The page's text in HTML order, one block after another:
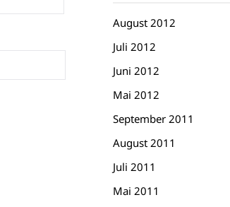
August 2012
Juli 2012
Juni 2012
Mai 2012
September 2011
August 2011
Juli 2011
Mai 2011